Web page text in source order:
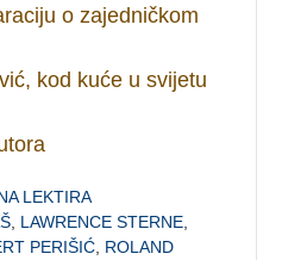
o zajedničkom
kod kuće u svijetu
LEKTIRA
LAWRENCE STERNE
PERIŠIĆ ROLAND